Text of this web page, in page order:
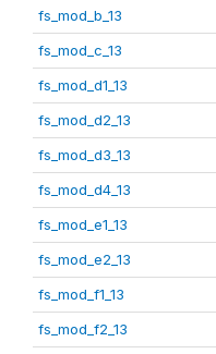
fs_mod_b_13
fs_mod_c_13
fs_mod_d1_13
fs_mod_d2_13
fs_mod_d3_13
fs_mod_d4_13
fs_mod_e1_13
fs_mod_e2_13
fs_mod_f1_13
fs_mod_f2_13